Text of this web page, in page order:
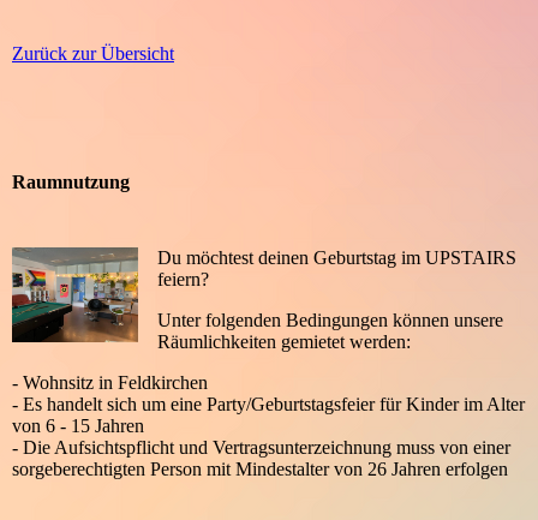
Zurück zur Übersicht
Raumnutzung
Du möchtest deinen Geburtstag im UPSTAIRS
feiern?
Unter folgenden Bedingungen können unsere
Räumlichkeiten gemietet werden:
- Wohnsitz in Feldkirchen
- Es handelt sich um eine Party/Geburtstagsfeier für Kinder im Alter
von 6 - 15 Jahren
- Die Aufsichtspflicht und Vertragsunterzeichnung muss von einer
sorgeberechtigten Person mit Mindestalter von 26 Jahren erfolgen